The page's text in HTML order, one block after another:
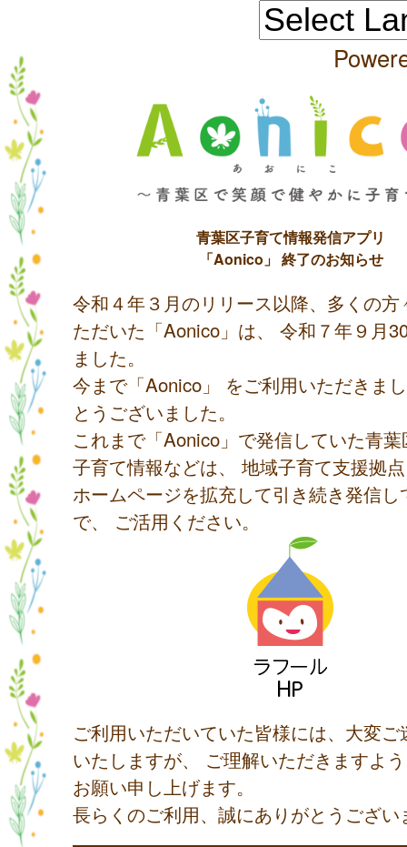
青葉区子育て情報発信アプリ
「Aonico」 終了のお知らせ
令和４年３月のリリース以降、多くの方
ただいた「Aonico」は、 令和７年９月
ました。
今まで「Aonico」 をご利用いただきま
とうございました。
これまで「Aonico」で発信していた青
子育て情報などは、 地域子育て支援拠
ホームページを拡充して引き続き発信し
で、 ご活用ください。
ご利用いただいていた皆様には、大変
いたしますが、 ご理解いただきますよ
お願い申し上げます。
長らくのご利用、誠にありがとうござい